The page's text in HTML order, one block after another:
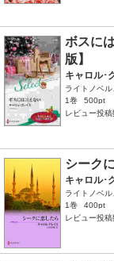
ボスに
版】
キャロル･
ライトノベ
1巻
500pt
レビュー投
シーク
キャロル･
ライトノベ
1巻
400pt
レビュー投